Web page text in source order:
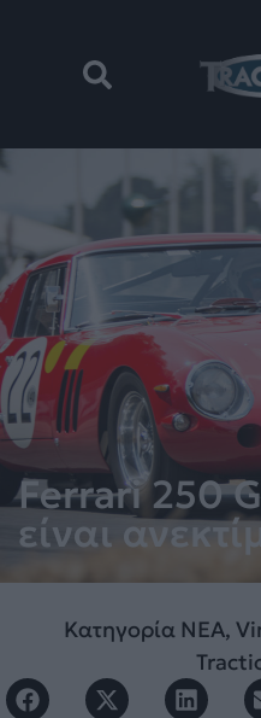
Ferrari 250
είναι
Κατηγορία ΝΕΑ,